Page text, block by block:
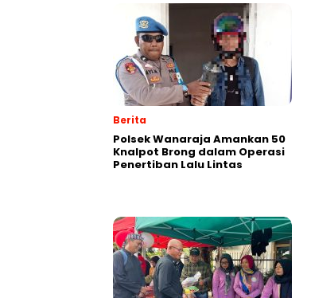
Berita
Polsek Wanaraja Amankan 50
Knalpot Brong dalam Operasi
Penertiban Lalu Lintas